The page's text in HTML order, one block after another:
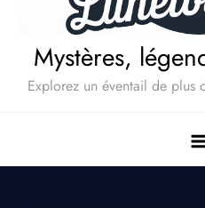
Mystères,
Explorez un éventail de plus